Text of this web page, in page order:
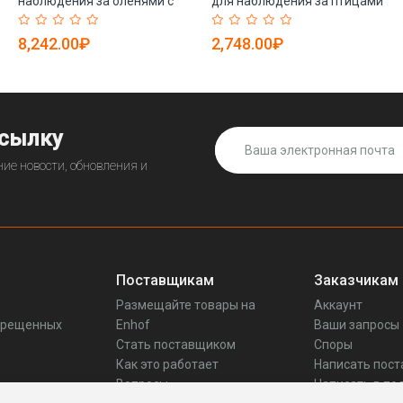
ED-стеклом и призмой BAK4
(арт. 25-9072342)
8,242.00₽
с увеличением 20-60X60 и
водонепроницаемым
корпусом (арт. 25-9072381)
2,748.00₽
новости, обновления и
Поставщикам
Размещайте товары на
Enhof
Стать поставщиком
Как это работает
Вопросы
Заказчикам
Аккаунт
Ваши запросы
Споры
Написать
Написать в